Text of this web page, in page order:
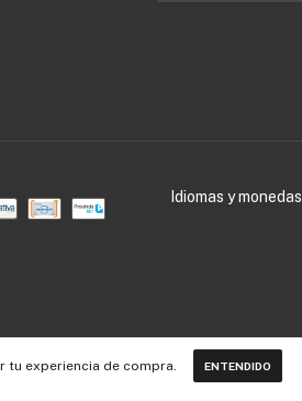
tu experiencia de compra. ENTENDIDO
Idiomas y monedas
/ Botón de arrepentimiento